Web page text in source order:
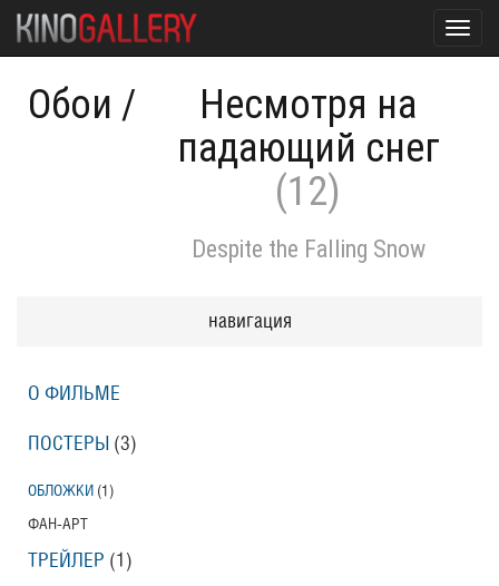
Обои /
Несмотря на
падающий снег
(12)
Despite the Falling Snow
навигация
О ФИЛЬМЕ
ПОСТЕРЫ (3)
ОБЛОЖКИ (1)
ФАН-АРТ
ТРЕЙЛЕР (1)